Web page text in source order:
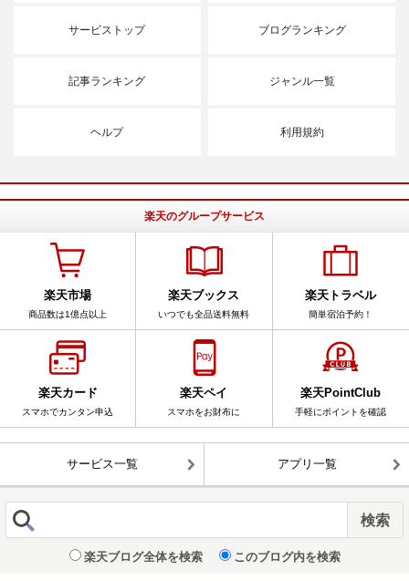
サービストップ ブログランキング
記事ランキング ジャンル一覧
ヘルプ 利用規約
楽天のグループサービス
楽天市場
商品数は1億点以上
楽天ブックス
いつでも全品送料無料
楽天トラベル
簡単宿泊予約！
楽天カード
スマホでカンタン申込
楽天ペイ
スマホをお財布に
楽天PointClub
手軽にポイントを確認
サービス一覧 アプリ一覧
楽天ブログ全体を検索 このブログ内を検索